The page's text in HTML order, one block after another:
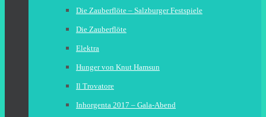
Die Zauberflöte – Salzburger Festspiele
Die Zauberflöte
Elektra
Hunger von Knut Hamsun
Il Trovatore
Inhorgenta 2017 – Gala-Abend